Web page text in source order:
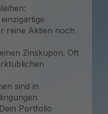
reine Aktien noch
Zinskupon. Oft
sind in
Portfolio